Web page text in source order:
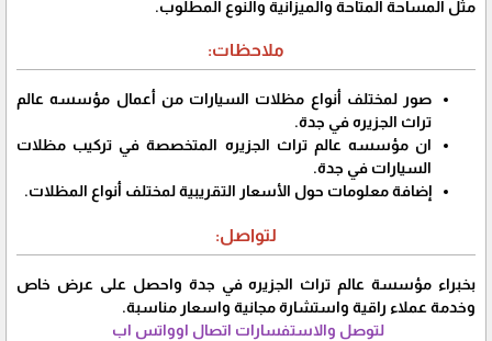
مثل المساحة المتاحة والميزانية والنوع المطلوب.
ملاحظات:
صور لمختلف أنواع مظلات السيارات من أعمال مؤسسه عالم
تراث الجزيره في جدة.
ان مؤسسه عالم تراث الجزيره المتخصصة في تركيب مظلات
السيارات في جدة.
إضافة معلومات حول الأسعار التقريبية لمختلف أنواع المظلات.
لتواصل:
بخبراء مؤسسة عالم تراث الجزيره في جدة واحصل على عرض خاص
وخدمة عملاء راقية واستشارة مجانية واسعار مناسبة.
لتوصل والاستفسارات اتصال اوواتس اب